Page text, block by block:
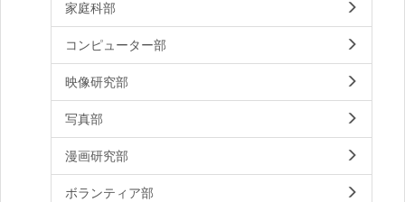
家庭科部
コンピューター部
映像研究部
写真部
漫画研究部
ボランティア部